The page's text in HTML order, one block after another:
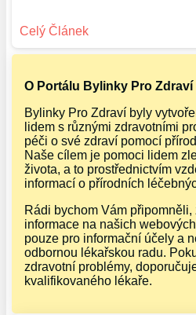
O Portálu Bylinky Pro Zdraví
Bylinky Pro Zdraví byly
lidem s různými zdravotními
péči o své zdraví pomocí
Naše cílem je pomoci lidem
života, a to prostřednictvím
informací o přírodních
Rádi bychom Vám
informace na našich
pouze pro informační účely a
odbornou lékařskou radu.
zdravotní problémy,
kvalifikovaného lékaře.